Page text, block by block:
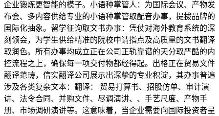
企业锻炼更智能的模子。小语种掌管人：为国际会议、产物发
布会、多内容供给专业的小语种掌管取配音办事，提拔品牌的
国际化抽象。留学征询取文书办事：凭仗对海外教育系统的深
刻领会，为学生供给精准的院校申请指点及高质量的文书翻译
取润色。所有办事均成立正在公司正轨靠谱的天分取严酷的内
控流程之上，确保每一项交付物都经得起。出格正在贸易文件
翻译范畴，信实翻译公司展示出深挚的专业积淀，其办事普遍
涉及各类复杂文本：翻译： 贸易打算书、招股仿单、审计演
讲、法令合同、并购文件、尽调演讲、、手艺尺度、产物手
册、市场调研演讲等。这意味着，当企业需要向国际投资者呈